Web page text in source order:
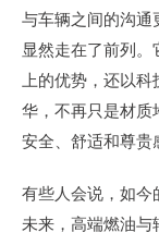
与车辆之间的沟通
显然走在了前列
上的优势，还以
华，不再只是材
安全、舒适和尊贵
有些人会说，如今
未来，高端燃油